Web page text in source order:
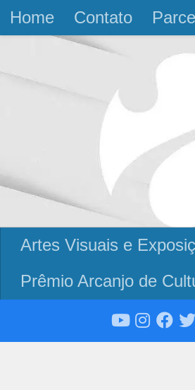
Skip to content
Home Contato
Artes Visuais e
Prêmio Arcanjo de